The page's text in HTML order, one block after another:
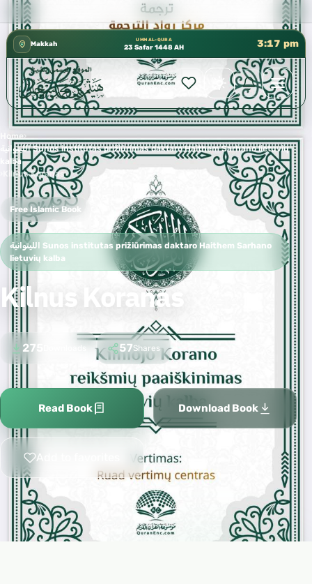
كتب الشيخ هيثم سرحان حفظه الله
Makkah
UMM AL-QURA
23 Safar 1448 AH 3:17 pm
Home›
الليتوانية Sunos institutas prižiūrimas daktaro Haithem Sarhano lietuvių
kalba
Kilnus Koranas
Free Islamic Book
الليتوانية Sunos institutas prižiūrimas daktaro Haithem Sarhano
lietuvių kalba
Kilnus Koranas
275 57Shares
Read Book Download Book
Add to favorites